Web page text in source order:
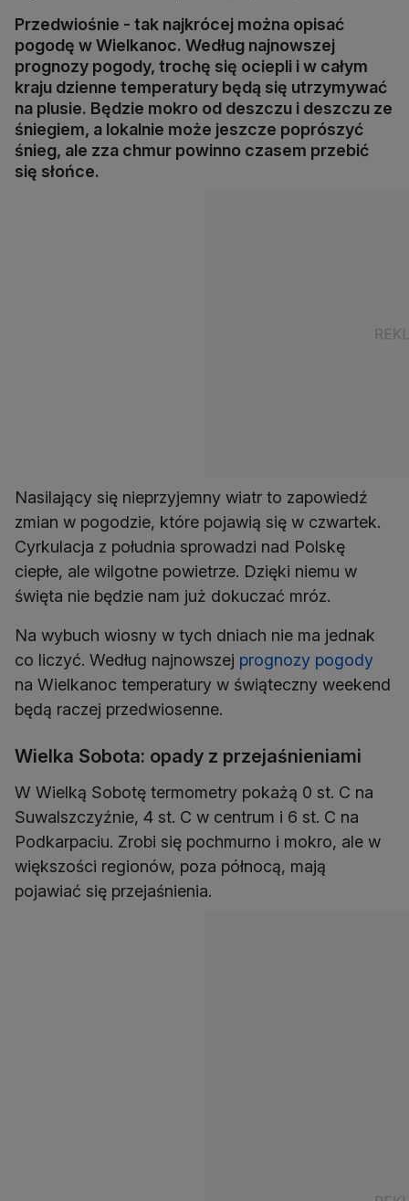
Przedwiośnie - tak najkrócej można opisać
pogodę w Wielkanoc. Według najnowszej
prognozy pogody, trochę się ociepli i w całym
kraju dzienne temperatury będą się utrzymywać
na plusie. Będzie mokro od deszczu i deszczu ze
śniegiem, a lokalnie może jeszcze poprószyć
śnieg, ale zza chmur powinno czasem przebić
się słońce.
Nasilający się nieprzyjemny wiatr to zapowiedź
zmian w pogodzie, które pojawią się w czwartek.
Cyrkulacja z południa sprowadzi nad Polskę
ciepłe, ale wilgotne powietrze. Dzięki niemu w
święta nie będzie nam już dokuczać mróz.
Na wybuch wiosny w tych dniach nie ma jednak
co liczyć. Według najnowszej prognozy pogody
na Wielkanoc temperatury w świąteczny weekend
będą raczej przedwiosenne.
Wielka Sobota: opady z przejaśnieniami
W Wielką Sobotę termometry pokażą 0 st. C na
Suwalszczyźnie, 4 st. C w centrum i 6 st. C na
Podkarpaciu. Zrobi się pochmurno i mokro, ale w
większości regionów, poza północą, mają
pojawiać się przejaśnienia.